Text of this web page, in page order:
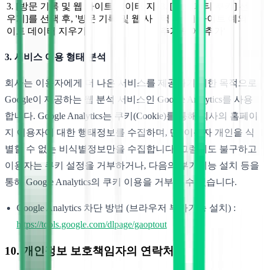
3. [방문 기록 및 웹 사이트 데이터 지
우기]를 선택 후, '방문 기록 및 웹 사
이트 데이터 지우기'
3. [서드 파티 쿠키] 선
택 후 [+] 사이트 예외
추가 탭에 '추가'
3. 서비스 이용 형태 분석
회사는 이용자에게 더 나은 서비스를 제공하기 위한 목적으로
Google이 제공하는 웹 분석 서비스인 Google Analytics를 사용
합니다. Google Analytics는 쿠키(Cookie)를 통해 회사의 홈페이
지 이용자에 대한 행태정보를 수집하며, 단, 이용자 개인을 식
별할 수 없는 비식별정보만을 수집합니다. 그럼에도 불구하고
이용자는 쿠키 설정을 거부하거나, 다음의 부가기능 설치 등을
통해 Google Analytics의 쿠키 이용을 거부할 수 있습니다.
Google Analytics 차단 방법 (브라우저 부가기능 설치) :
https://tools.google.com/dlpage/gaoptout
10. 개인정보 보호책임자의 연락처